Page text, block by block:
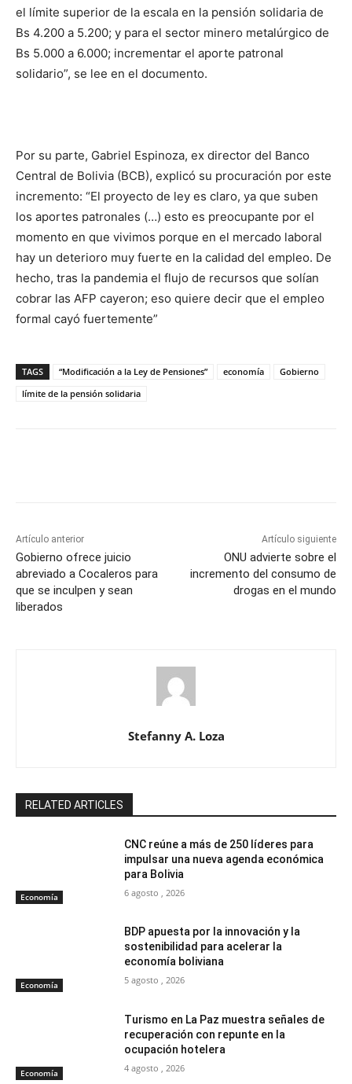
el límite superior de la escala en la pensión solidaria de
Bs 4.200 a 5.200; y para el sector minero metalúrgico de
Bs 5.000 a 6.000; incrementar el aporte patronal
solidario”, se lee en el documento.
Por su parte, Gabriel Espinoza, ex director del Banco
Central de Bolivia (BCB), explicó su procuración por este
incremento: “El proyecto de ley es claro, ya que suben
los aportes patronales (…) esto es preocupante por el
momento en que vivimos porque en el mercado laboral
hay un deterioro muy fuerte en la calidad del empleo. De
hecho, tras la pandemia el flujo de recursos que solían
cobrar las AFP cayeron; eso quiere decir que el empleo
formal cayó fuertemente”
TAGS “Modificación a la Ley de Pensiones” economía
Gobierno
límite de la pensión solidaria
Artículo anterior
Gobierno ofrece juicio
abreviado a Cocaleros para
que se inculpen y sean
liberados
Artículo siguiente
ONU advierte sobre el
incremento del consumo de
drogas en el mundo
Stefanny A. Loza
RELATED ARTICLES
Economía
CNC reúne a más de 250 líderes para
impulsar una nueva agenda económica
para Bolivia
6 agosto , 2026
Economía
BDP apuesta por la innovación y la
sostenibilidad para acelerar la
economía boliviana
5 agosto , 2026
Economía
Turismo en La Paz muestra señales de
recuperación con repunte en la
ocupación hotelera
4 agosto , 2026